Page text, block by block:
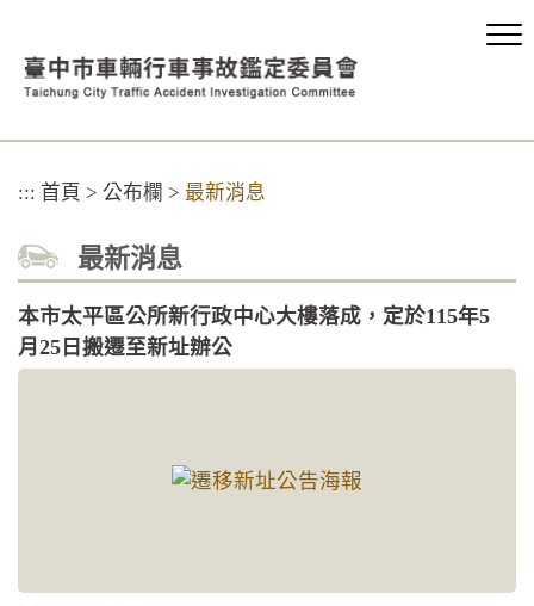
容
::: 首頁 > 公布欄 > 最新消息
最新消息
本市太平區公所新行政中心大樓落成，定於115年5
月25日搬遷至新址辦公